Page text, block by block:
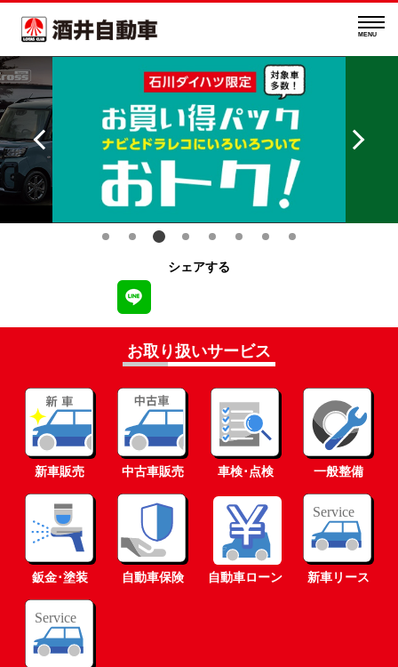
MENU
シェアする
お取り扱いサービス
新車販売 中古車販売 車検･点検 一般整備
鈑金･塗装 自動車保険 自動車ローン 新車リース